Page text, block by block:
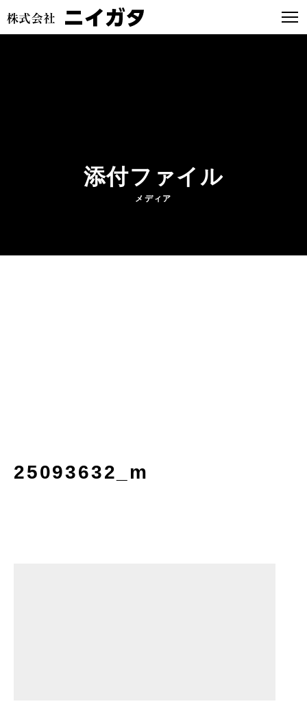
添付ファイル
メディア
25093632_m